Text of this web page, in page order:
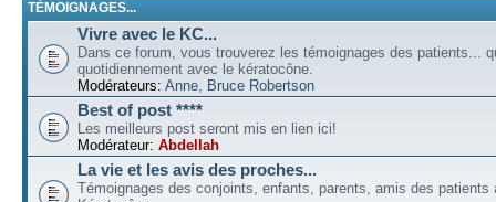
TÉMOIGNAGES...
Vivre avec le KC...
Dans ce forum, vous trouverez les témoignages des patients...
quotidiennement avec le kératocône.
Modérateurs: Anne, Bruce Robertson
Best of post ****
Les meilleurs post seront mis en lien ici!
Modérateur: Abdellah
La vie et les avis des proches...
Témoignages des conjoints, enfants, parents, amis des patients